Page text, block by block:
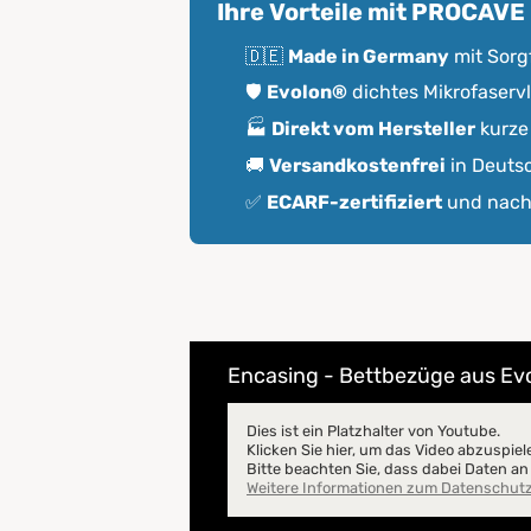
3.2 Bettdecken Encasing
3.3 Kissen Encasing
Pflege und Reinigung
Encasing Bettwäsche direkt
Ihre Vorteile mit PROCAVE
🇩🇪 Made in Germanymit
🛡️ Evolon®dichtes
🏭 Direkt vom Herstellerkurze
🚚 Versandkostenfrei in
✅ ECARF-zertifiziertund nach
Encasing - Bettbezüge aus
Dies ist ein Platzhalter von Youtube.
Klicken Sie hier, um das Video
Bitte beachten Sie, dass dabei Daten
Weitere Informationen zum Datenschutz